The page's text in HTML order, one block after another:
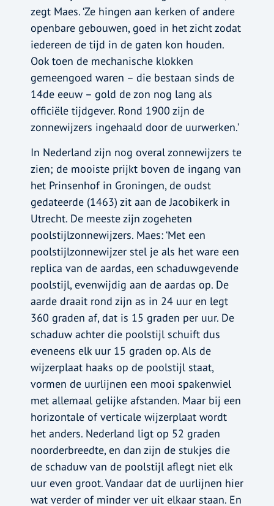
zegt Maes. ‘Ze hingen aan kerken of andere
openbare gebouwen, goed in het zicht zodat
iedereen de tijd in de gaten kon houden.
Ook toen de mechanische klokken
gemeengoed waren – die bestaan sinds de
14de eeuw – gold de zon nog lang als
officiële tijdgever. Rond 1900 zijn de
zonnewijzers ingehaald door de uurwerken.’
In Nederland zijn nog overal zonnewijzers te
zien; de mooiste prijkt boven de ingang van
het Prinsenhof in Groningen, de oudst
gedateerde (1463) zit aan de Jacobikerk in
Utrecht. De meeste zijn zogeheten
poolstijlzonnewijzers. Maes: ‘Met een
poolstijlzonnewijzer stel je als het ware een
replica van de aardas, een schaduwgevende
poolstijl, evenwijdig aan de aardas op. De
aarde draait rond zijn as in 24 uur en legt
360 graden af, dat is 15 graden per uur. De
schaduw achter die poolstijl schuift dus
eveneens elk uur 15 graden op. Als de
wijzerplaat haaks op de poolstijl staat,
vormen de uurlijnen een mooi spakenwiel
met allemaal gelijke afstanden. Maar bij een
horizontale of verticale wijzerplaat wordt
het anders. Nederland ligt op 52 graden
noorderbreedte, en dan zijn de stukjes die
de schaduw van de poolstijl aflegt niet elk
uur even groot. Vandaar dat de uurlijnen hier
wat verder of minder ver uit elkaar staan. En